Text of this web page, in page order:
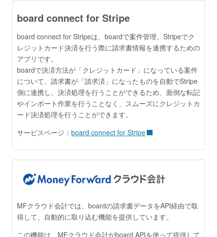
board connect for Stripe
board connect for Stripeは、boardで案件管理、Stripeでク
レジットカード決済を行う際に請求書情報を連携するための
アプリです。
boardで決済方法が「クレジットカード」になっている案件
について、請求書が「請求済」になったものを自動でStripe
側に連携し、決済処理を行うことができるため、面倒な転記
やインポート作業を行うことなく、スムーズにクレジットカ
ード決済処理を行うことができます。
サービスページ： board connect for Stripe
MFクラウド会計では、boardの請求書データをAPI経由で取
得して、自動的に取り込む機能を提供しています。
この機能は、MFクラウド会計がboard APIを使って提供して